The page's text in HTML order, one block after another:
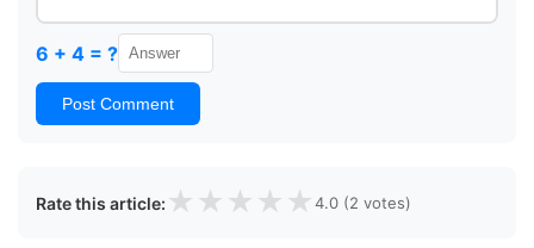
6 + 4 = ?
Post Comment
Rate this article: ★ ★ ★ ★ ★4.0 (2 votes)